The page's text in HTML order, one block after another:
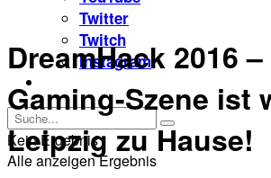
Twitter
Twitch
Instagram
Kein Ergebnis
Alle anzeigen Ergebnis
DreamHack 2016
Gaming-Szene ist
Leipzig zu Hause!